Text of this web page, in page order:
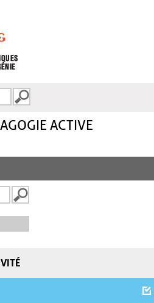
ACTIVE